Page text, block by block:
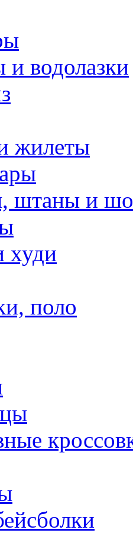
и водолазки
жилеты
штаны и
худи
поло